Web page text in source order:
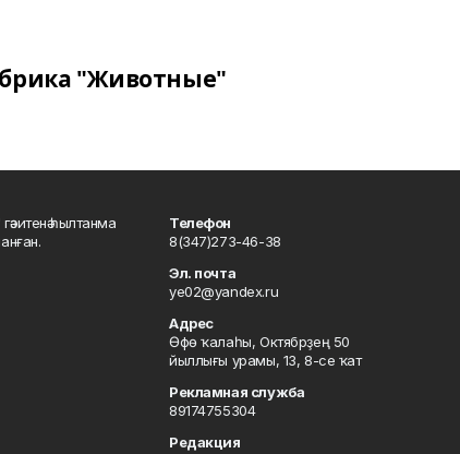
"Животные"
һылтанма
Телефон
8(347)273-46-38
Эл. почта
ye02@yandex.ru
Адрес
Өфө ҡалаһы, Октябрҙең 50
йыллығы урамы, 13, 8-се ҡат
Рекламная служба
89174755304
Редакция